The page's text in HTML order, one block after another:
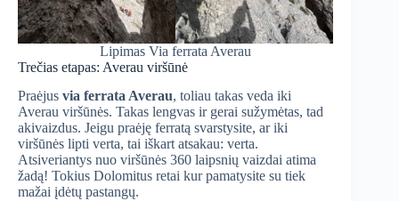
Lipimas Via ferrata Averau
Trečias etapas: Averau viršūnė
Praėjus via ferrata Averau, toliau takas veda iki
Averau viršūnės. Takas lengvas ir gerai sužymėtas, tad
akivaizdus. Jeigu praėję ferratą svarstysite, ar iki
viršūnės lipti verta, tai iškart atsakau: verta.
Atsiveriantys nuo viršūnės 360 laipsnių vaizdai atima
žadą! Tokius Dolomitus retai kur pamatysite su tiek
mažai įdėtų pastangų.